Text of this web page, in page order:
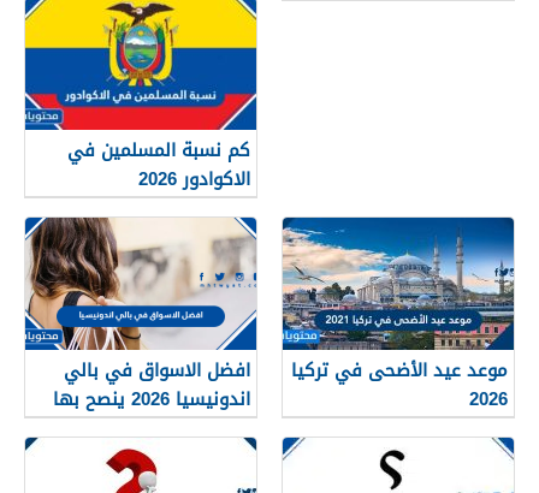
كم نسبة المسلمين في
الاكوادور 2026
موعد عيد الأضحى في تركيا
2026
افضل الاسواق في بالي
اندونيسيا 2026 ينصح بها
للزوار